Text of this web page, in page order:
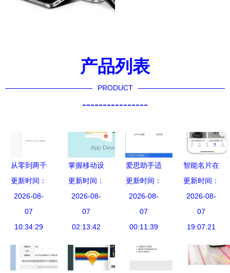
产品列表
PRODUCT
----------------
从零到两千
家 我用天
垚酷讯拼管
家，批量采
集上架，轻
多
更新时间：
2026-08-
07
10:34:29
掌握移动设
备应用软件
开发 从理
念到启动
更新时间：
2026-08-
07
02:13:42
爱思助手适
用于iOS 12
吗？从安装
失败的多种
可能入手帮
更新时间：
2026-08-
07
00:11:39
智能名片在
办公器材行
业中的实际
应用与移动
端开发趋势
更新时间：
2026-08-
07
19:07:21